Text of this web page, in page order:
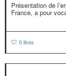
Présentation de
France, a pour
0likes